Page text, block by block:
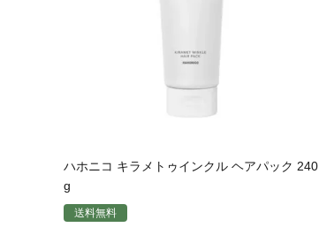
ハホニコ キラメトゥインクル ヘアパック 240
g
送料無料